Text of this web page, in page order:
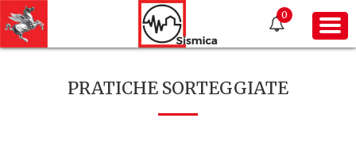
0
PRATICHE SORTEGGIATE